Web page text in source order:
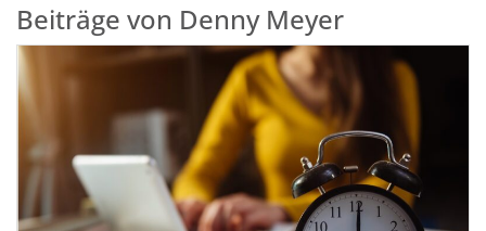
Beiträge von Denny Meyer